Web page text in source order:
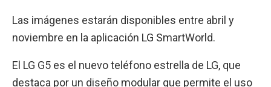
Las imágenes estarán disponibles entre abril y
noviembre en la aplicación LG SmartWorld.
El LG G5 es el nuevo teléfono estrella de LG, que
destaca por un diseño modular que permite el uso